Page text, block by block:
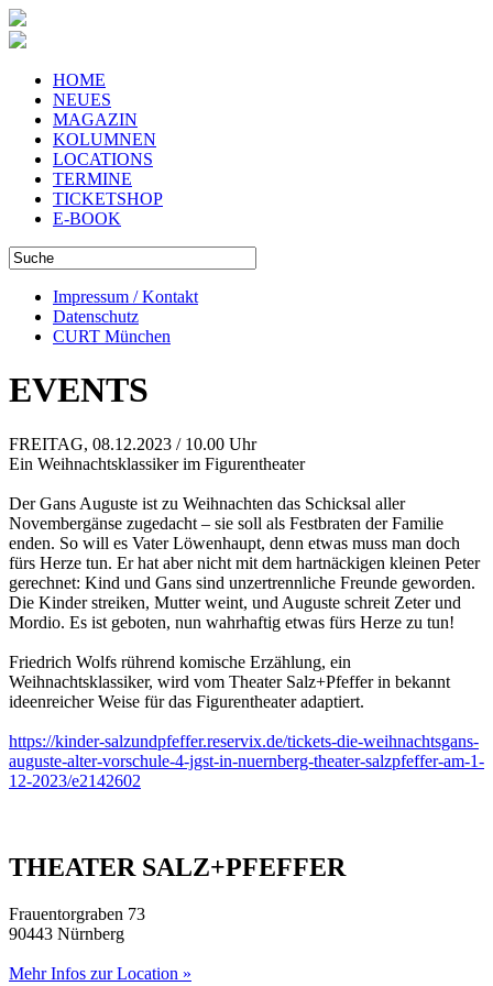
HOME
NEUES
MAGAZIN
KOLUMNEN
LOCATIONS
TERMINE
TICKETSHOP
E-BOOK
Impressum / Kontakt
Datenschutz
CURT München
EVENTS
FREITAG, 08.12.2023 / 10.00 Uhr
Ein Weihnachtsklassiker im Figurentheater
Der Gans Auguste ist zu Weihnachten das Schicksal aller
Novembergänse zugedacht – sie soll als Festbraten der Familie
enden. So will es Vater Löwenhaupt, denn etwas muss man doch
fürs Herze tun. Er hat aber nicht mit dem hartnäckigen kleinen Peter
gerechnet: Kind und Gans sind unzertrennliche Freunde geworden.
Die Kinder streiken, Mutter weint, und Auguste schreit Zeter und
Mordio. Es ist geboten, nun wahrhaftig etwas fürs Herze zu tun!
Friedrich Wolfs rührend komische Erzählung, ein
Weihnachtsklassiker, wird vom Theater Salz+Pfeffer in bekannt
ideenreicher Weise für das Figurentheater adaptiert.
https://kinder-salzundpfeffer.reservix.de/tickets-die-weihnachtsgans-
auguste-alter-vorschule-4-jgst-in-nuernberg-theater-salzpfeffer-am-1-
12-2023/e2142602
THEATER SALZ+PFEFFER
Frauentorgraben 73
90443 Nürnberg
Mehr Infos zur Location »